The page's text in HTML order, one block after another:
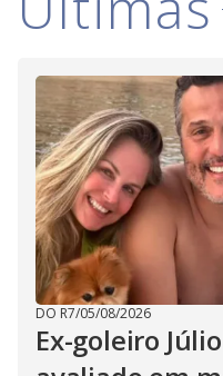
DO R7/05/08/2026
Ex-goleiro